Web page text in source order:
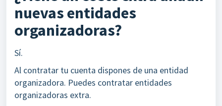
nuevas entidades
organizadoras?
Sí.
Al contratar tu cuenta dispones de una entidad
organizadora. Puedes contratar entidades
organizadoras extra.